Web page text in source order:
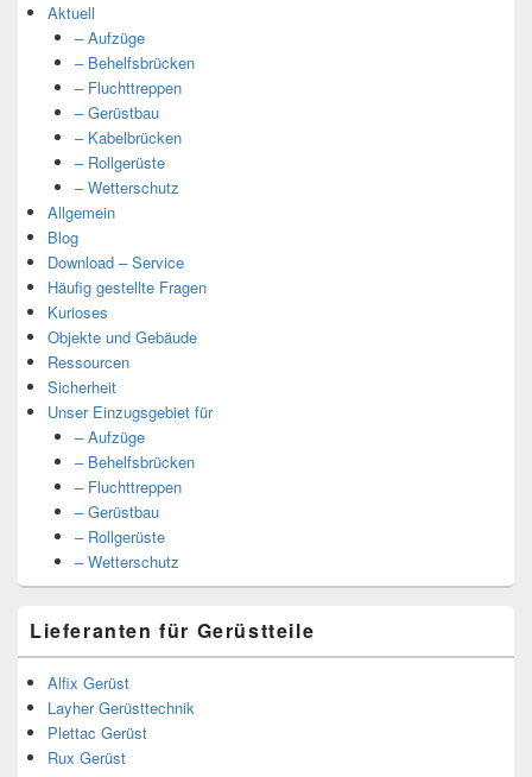
Aktuell
– Aufzüge
– Behelfsbrücken
– Fluchttreppen
– Gerüstbau
– Kabelbrücken
– Rollgerüste
– Wetterschutz
Allgemein
Blog
Download – Service
Häufig gestellte Fragen
Kurioses
Objekte und Gebäude
Ressourcen
Sicherheit
Unser Einzugsgebiet für
– Aufzüge
– Behelfsbrücken
– Fluchttreppen
– Gerüstbau
– Rollgerüste
– Wetterschutz
Lieferanten für Gerüstteile
Alfix Gerüst
Layher Gerüsttechnik
Plettac Gerüst
Rux Gerüst